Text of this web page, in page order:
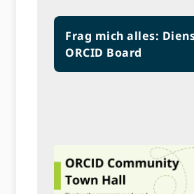
Frag mich alles:
ORCID Board